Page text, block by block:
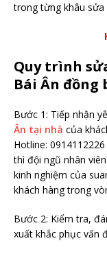
trong từng khâu sửa
Quy trình
Bái Ân đồng
Bước 1: Tiếp nhận
Ân tại nhà của
Hotline:
thì đội ngũ nhân
kinh nghiệm của
khách hàng trong
Bước 2: Kiểm tra,
xuất khắc phục vấn